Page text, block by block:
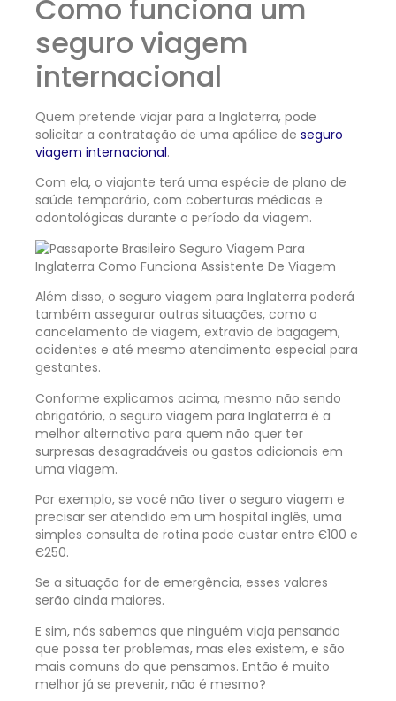
Como funciona um
seguro viagem
internacional
Quem pretende viajar para a Inglaterra, pode
solicitar a contratação de uma apólice de seguro
viagem internacional.
Com ela, o viajante terá uma espécie de plano de
saúde temporário, com coberturas médicas e
odontológicas durante o período da viagem.
Além disso, o seguro viagem para Inglaterra poderá
também assegurar outras situações, como o
cancelamento de viagem, extravio de bagagem,
acidentes e até mesmo atendimento especial para
gestantes.
Conforme explicamos acima, mesmo não sendo
obrigatório, o seguro viagem para Inglaterra é a
melhor alternativa para quem não quer ter
surpresas desagradáveis ou gastos adicionais em
uma viagem.
Por exemplo, se você não tiver o seguro viagem e
precisar ser atendido em um hospital inglês, uma
simples consulta de rotina pode custar entre Є100 e
Є250.
Se a situação for de emergência, esses valores
serão ainda maiores.
E sim, nós sabemos que ninguém viaja pensando
que possa ter problemas, mas eles existem, e são
mais comuns do que pensamos. Então é muito
melhor já se prevenir, não é mesmo?